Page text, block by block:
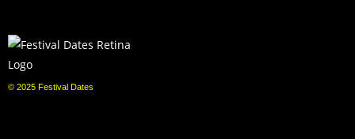
© 2025 Festival Dates